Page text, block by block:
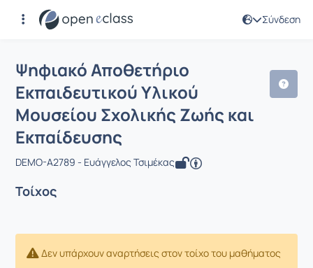
Σύνδεση
Μάθημα : Ψηφιακό Αποθετήριο
Ψηφιακό Αποθετήριο
Εκπαιδευτικού Υλικού
Μουσείου Σχολικής Ζωής και
Εκπαίδευσης
DEMO-A2789 - Ευάγγελος Τσιμέκας
Τοίχος
Δεν υπάρχουν αναρτήσεις στον τοίχο του μαθήματος